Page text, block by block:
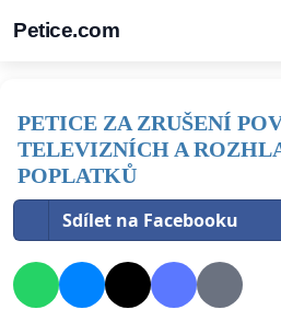
Petice.com
PETICE ZA ZRUŠENÍ
TELEVIZNÍCH A
POPLATKŮ
Sdílet na Facebooku